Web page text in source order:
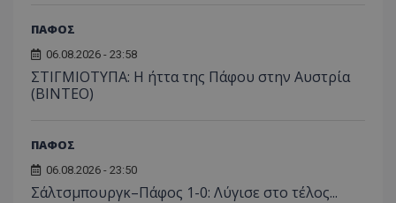
ΠΑΦΟΣ
06.08.2026 - 23:58
ΣΤΙΓΜΙΟΤΥΠΑ: Η ήττα της Πάφου στην Αυστρία
(ΒΙΝΤΕΟ)
ΠΑΦΟΣ
06.08.2026 - 23:50
Σάλτσμπουργκ–Πάφος 1-0: Λύγισε στο τέλος...